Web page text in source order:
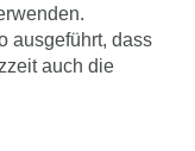
ausgeführt, dass
auch die